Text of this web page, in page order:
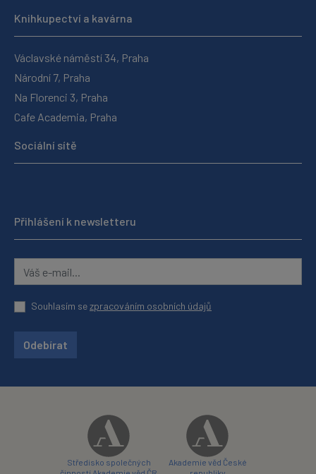
Knihkupectví a kavárna
Václavské náměstí 34, Praha
Národní 7, Praha
Na Florenci 3, Praha
Cafe Academia, Praha
Sociální sítě
Přihlášení k newsletteru
Souhlasím sezpracováním osobních údajů
Odebírat
Středisko společných
Akademie věd České